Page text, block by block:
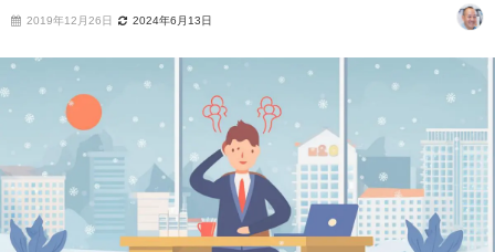
2019年12月26日 2024年6月13日